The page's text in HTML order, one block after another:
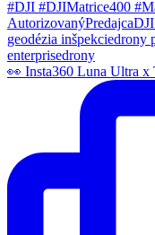
👀 Insta360 Luna Ultra